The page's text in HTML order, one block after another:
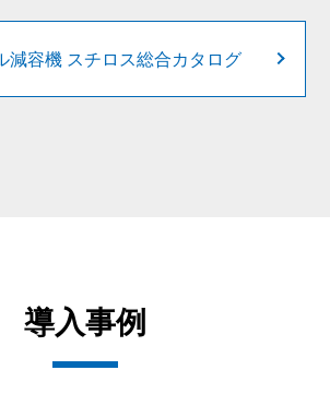
減容機 スチロス総合カタログ
導入事例